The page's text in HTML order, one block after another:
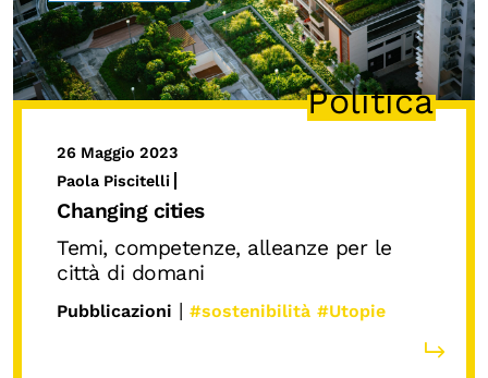
Politica
26 Maggio 2023
Paola Piscitelli
Changing cities
Temi, competenze, alleanze per le
città di domani
Pubblicazioni | #sostenibilità #Utopie